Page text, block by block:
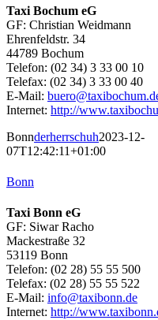
Taxi Bochum eG
GF: Christian Weidmann
Ehrenfeldstr. 34
44789 Bochum
Telefon: (02 34) 3 33 00 10
Telefax: (02 34) 3 33 00 40
E-Mail:
Internet: http://
Bonnderherrschuh2023-12-
07T12:42:11+01:00
Bonn
Taxi Bonn eG
GF: Siwar Racho
Mackestraße 32
53119 Bonn
Telefon: (02 28) 55 55 500
Telefax: (02 28) 55 55 522
E-Mail: info@taxibonn.de
Internet: http://